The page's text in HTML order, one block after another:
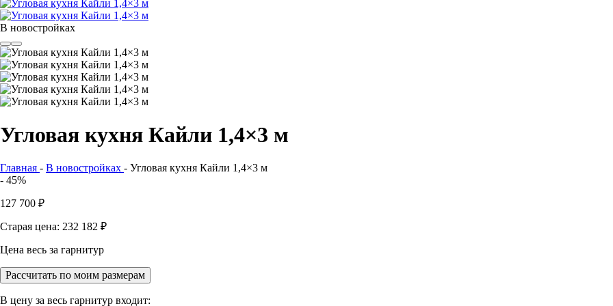
В новостройках
Угловая кухня Кайли 1,4×3 м
Главная - В новостройках - Угловая кухня Кайли 1,4×3 м
- 45%
127 700 ₽
Старая цена: 232 182 ₽
Цена весь за гарнитур
Рассчитать по моим размерам
В цену за весь гарнитур входит: